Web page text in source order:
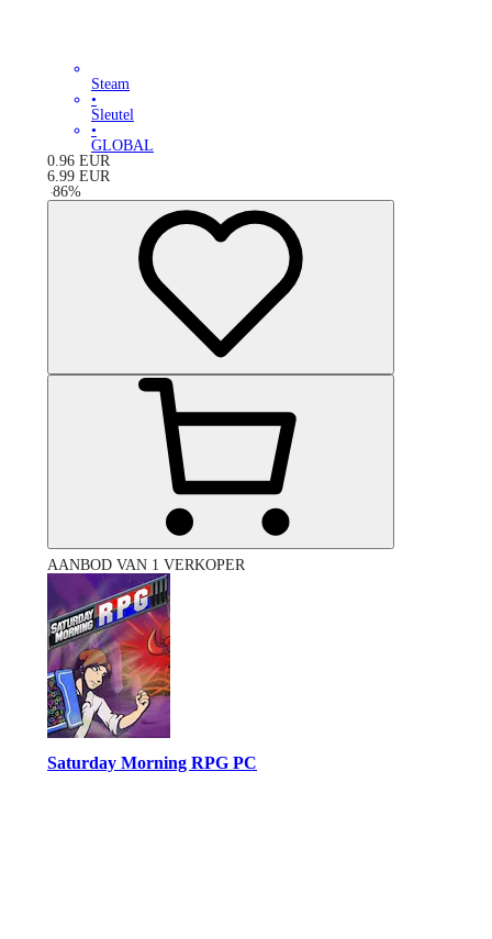
Steam
•
Sleutel
•
GLOBAL
0.96 EUR
6.99 EUR
-86%
AANBOD VAN 1 VERKOPER
Saturday Morning RPG PC